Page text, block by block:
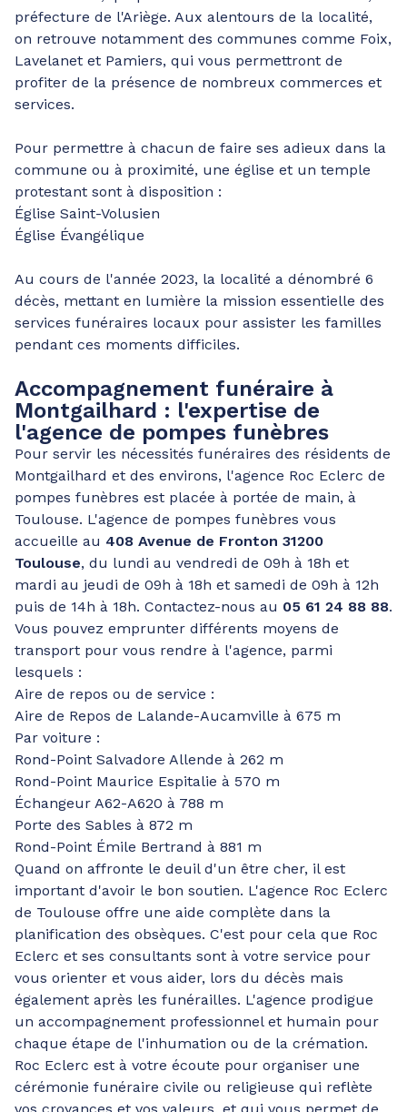
préfecture de l'Ariège. Aux alentours de la localité,
on retrouve notamment des communes comme Foix,
Lavelanet et Pamiers, qui vous permettront de
profiter de la présence de nombreux commerces et
services.
Pour permettre à chacun de faire ses adieux dans la
commune ou à proximité, une église et un temple
protestant sont à disposition :
Église Saint-Volusien
Église Évangélique
Au cours de l'année 2023, la localité a dénombré 6
décès, mettant en lumière la mission essentielle des
services funéraires locaux pour assister les familles
pendant ces moments difficiles.
Accompagnement funéraire à
Montgailhard : l'expertise de
l'agence de pompes funèbres
Pour servir les nécessités funéraires des résidents de
Montgailhard et des environs, l'agence Roc Eclerc de
pompes funèbres est placée à portée de main, à
Toulouse. L'agence de pompes funèbres vous
accueille au 408 Avenue de Fronton 31200
Toulouse, du lundi au vendredi de 09h à 18h et
mardi au jeudi de 09h à 18h et samedi de 09h à 12h
puis de 14h à 18h. Contactez-nous au 05 61 24 88 88.
Vous pouvez emprunter différents moyens de
transport pour vous rendre à l'agence, parmi
lesquels :
Aire de repos ou de service :
Aire de Repos de Lalande-Aucamville à 675 m
Par voiture :
Rond-Point Salvadore Allende à 262 m
Rond-Point Maurice Espitalie à 570 m
Échangeur A62-A620 à 788 m
Porte des Sables à 872 m
Rond-Point Émile Bertrand à 881 m
Quand on affronte le deuil d'un être cher, il est
important d'avoir le bon soutien. L'agence Roc Eclerc
de Toulouse offre une aide complète dans la
planification des obsèques. C'est pour cela que Roc
Eclerc et ses consultants sont à votre service pour
vous orienter et vous aider, lors du décès mais
également après les funérailles. L'agence prodigue
un accompagnement professionnel et humain pour
chaque étape de l'inhumation ou de la crémation.
Roc Eclerc est à votre écoute pour organiser une
cérémonie funéraire civile ou religieuse qui reflète